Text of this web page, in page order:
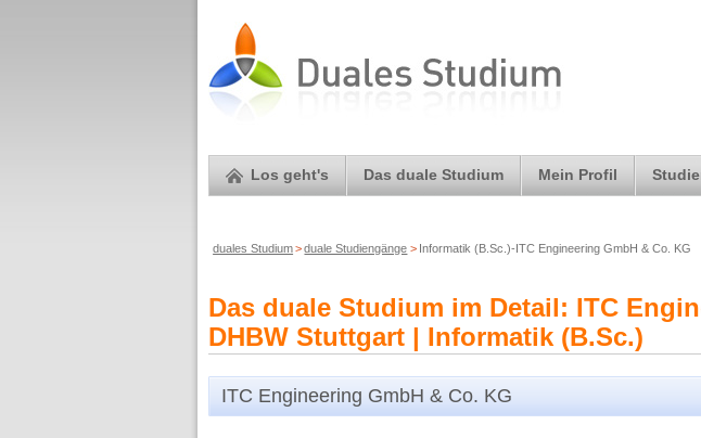
Los geht's Das duale Studium Mein Profil
duales Studium> duale Studiengänge > Informatik (B.Sc.)-ITC Engineering GmbH & Co. KG
Das duale Studium im Detail: ITC
DHBW Stuttgart | Informatik (B.Sc.)
ITC Engineering GmbH & Co. KG